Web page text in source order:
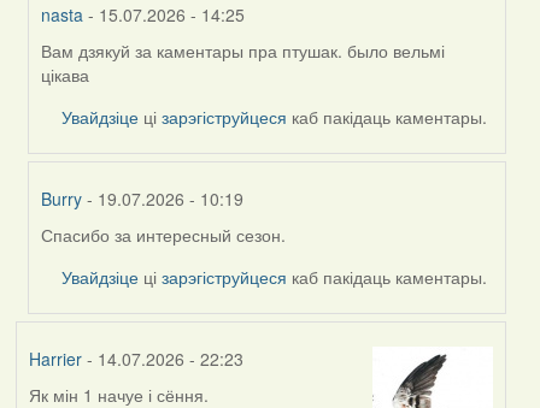
nasta - 15.07.2026 - 14:25
In
reply
Harrier
Вам дзякуй за каментары пра птушак. было вельмі
цікава
Увайдзіце цізарэгіструйцеся каб пакідаць каментары.
Burry - 19.07.2026 - 10:19
In
reply
by
Спасибо за интересный сезон.
Увайдзіце цізарэгіструйцеся каб пакідаць каментары.
Harrier- 14.07.2026 - 22:23
Як мін 1 начуе і сёння.